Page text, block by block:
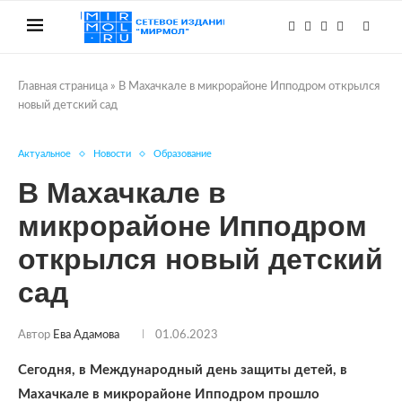
Главная страница » В Махачкале в микрорайоне Ипподром открылся
новый детский сад
Актуальное Новости Образование
В Махачкале в
микрорайоне Ипподром
открылся новый детский
сад
Автор Ева Адамова 01.06.2023
Сегодня, в Международный день защиты детей, в
Махачкале в микрорайоне Ипподром прошло